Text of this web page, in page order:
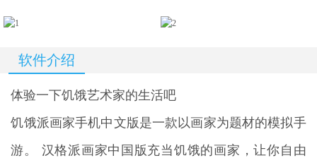
软件介绍
体验一下饥饿艺术家的生活吧
饥饿派画家手机中文版是一款以画家为题材的模拟手
游。 汉格派画家中国版充当饥饿的画家，让你自由